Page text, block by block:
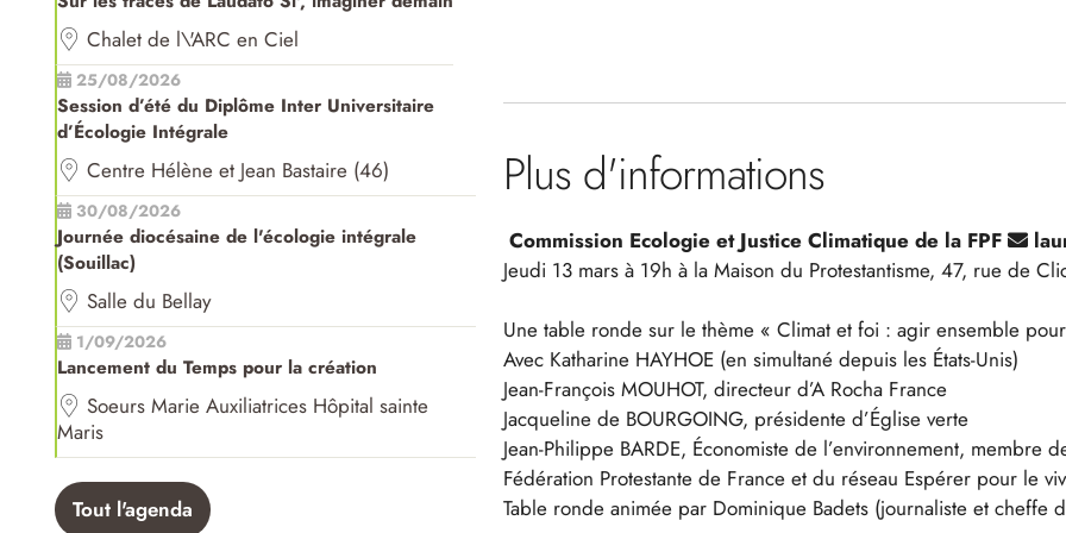
Chalet de l\'ARC en Ciel
25/08/2026
Session d’été du Diplôme Inter Universitaire
d’Écologie Intégrale
Centre Hélène et Jean Bastaire (46)
30/08/2026
Journée diocésaine de l'écologie intégrale
(Souillac)
Salle du Bellay
1/09/2026
Lancement du Temps pour la création
Soeurs Marie Auxiliatrices Hôpital sainte
Maris
Tout l'agenda
Plus d'informations
Commission Ecologie et Justice Climatique de la FPF
Jeudi 13 mars à 19h à la Maison du Protestantisme, 47, rue de
Une table ronde sur le thème « Climat et foi : agir ensemble
Avec Katharine HAYHOE (en simultané depuis les États-Unis)
Jean-François MOUHOT, directeur d’A Rocha France
Jacqueline de BOURGOING, présidente d’Église verte
Jean-Philippe BARDE, Économiste de l’environnement, membre
Fédération Protestante de France et du réseau Espérer pour le
Table ronde animée par Dominique Badets (journaliste et cheffe